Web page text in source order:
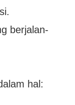
berjalan-
hal: